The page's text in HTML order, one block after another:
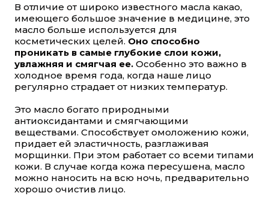
В отличие от широко известного масла какао,
имеющего большое значение в медицине, это
масло больше используется для
косметических целей. Оно способно
проникать в самые глубокие слои кожи,
увлажняя и смягчая ее. Особенно это важно в
холодное время года, когда наше лицо
регулярно страдает от низких температур.
Это масло богато природными
антиоксидантами и смягчающими
веществами. Способствует омоложению кожи,
придает ей эластичность, разглаживая
морщинки. При этом работает со всеми типами
кожи. В случае когда кожа пересушена, масло
можно наносить на всю ночь, предварительно
хорошо очистив лицо.